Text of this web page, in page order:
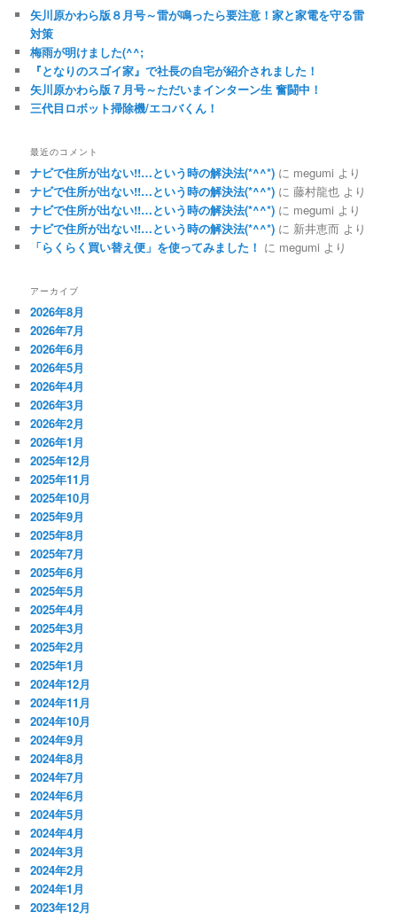
矢川原かわら版８月号～雷が鳴ったら要注意！家と家電を守る雷
対策
梅雨が明けました(^^;
『となりのスゴイ家』で社長の自宅が紹介されました！
矢川原かわら版７月号～ただいまインターン生 奮闘中！
三代目ロボット掃除機/エコバくん！
最近のコメント
ナビで住所が出ない!!…という時の解決法(*^^*) に megumi より
ナビで住所が出ない!!…という時の解決法(*^^*) に藤村龍也 より
ナビで住所が出ない!!…という時の解決法(*^^*) に megumi より
ナビで住所が出ない!!…という時の解決法(*^^*) に 新井恵而 より
「らくらく買い替え便」を使ってみました！ に megumi より
アーカイブ
2026年8月
2026年7月
2026年6月
2026年5月
2026年4月
2026年3月
2026年2月
2026年1月
2025年12月
2025年11月
2025年10月
2025年9月
2025年8月
2025年7月
2025年6月
2025年5月
2025年4月
2025年3月
2025年2月
2025年1月
2024年12月
2024年11月
2024年10月
2024年9月
2024年8月
2024年7月
2024年6月
2024年5月
2024年4月
2024年3月
2024年2月
2024年1月
2023年12月